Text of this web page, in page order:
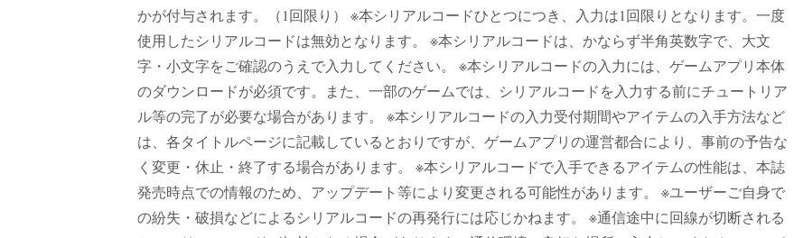
かが付与されます。（1回限り） ※本シリアルコードひとつにつき、入力は1回限りとなります。一度
使用したシリアルコードは無効となります。 ※本シリアルコードは、かならず半角英数字で、大文
字・小文字をご確認のうえで入力してください。 ※本シリアルコードの入力には、ゲームアプリ本体
のダウンロードが必須です。また、一部のゲームでは、シリアルコードを入力する前にチュートリア
ル等の完了が必要な場合があります。 ※本シリアルコードの入力受付期間やアイテムの入手方法など
は、各タイトルページに記載しているとおりですが、ゲームアプリの運営都合により、事前の予告な
く変更・休止・終了する場合があります。 ※本シリアルコードで入手できるアイテムの性能は、本誌
発売時点での情報のため、アップデート等により変更される可能性があります。 ※ユーザーご自身で
の紛失・破損などによるシリアルコードの再発行には応じかねます。 ※通信途中に回線が切断される